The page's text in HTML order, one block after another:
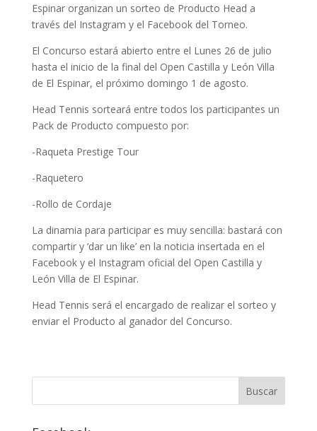
Espinar organizan un sorteo de Producto Head a
través del Instagram y el Facebook del Torneo.
El Concurso estará abierto entre el Lunes 26 de julio
hasta el inicio de la final del Open Castilla y León Villa
de El Espinar, el próximo domingo 1 de agosto.
Head Tennis sorteará entre todos los participantes un
Pack de Producto compuesto por:
-Raqueta Prestige Tour
-Raquetero
-Rollo de Cordaje
La dinamia para participar es muy sencilla: bastará con
compartir y ‘dar un like’ en la noticia insertada en el
Facebook y el Instagram oficial del Open Castilla y
León Villa de El Espinar.
Head Tennis será el encargado de realizar el sorteo y
enviar el Producto al ganador del Concurso.